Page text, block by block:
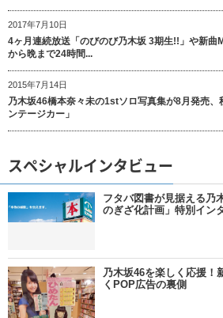
2017年7月10日
4ヶ月連続放送「のびのび乃木坂 3期生!!」や新
から晩まで24時間...
2015年7月14日
乃木坂46橋本奈々未の1stソロ写真集が8月発売、
ンテージカー」
スペシャルインタビュー
フタバ図書が見据える乃
のぎざ化計画」特別イン
乃木坂46を楽しく応援！
くPOP広告の裏側